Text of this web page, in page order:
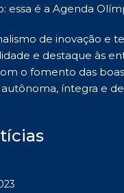
essa é a Agenda
de inovação e
e destaque às
o fomento das
íntegra e